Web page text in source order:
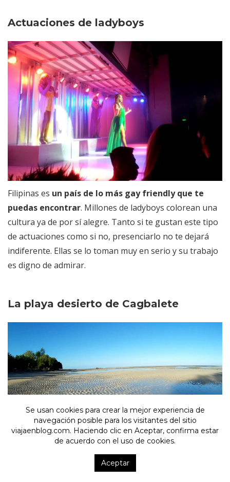
Actuaciones de ladyboys
Filipinas es un país de lo más gay friendly que te
puedas encontrar. Millones de ladyboys colorean una
cultura ya de por sí alegre. Tanto si te gustan este tipo
de actuaciones como si no, presenciarlo no te dejará
indiferente. Ellas se lo toman muy en serio y su trabajo
es digno de admirar.
La playa desierto de Cagbalete
Cagbalete es una pequeña isla junto a Luzón. Un lugar
muy local lleno de paz. Su playa es un
Se usan cookies para crear la mejor experiencia de
navegación posible para los visitantes del sitio
viajaenblog.com. Haciendo clic en Aceptar, confirma estar
de acuerdo con el uso de cookies.
Aceptar